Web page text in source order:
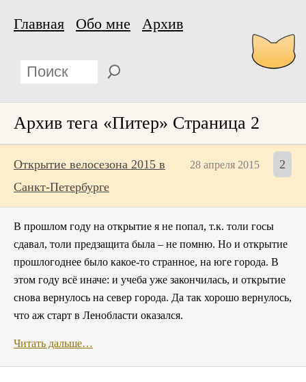
Главная Обо мне Архив
Архив тега «Питер» Страница 2
28 апреля 2015 2
Открытие велосезона 2015 в
Санкт-Петербурге
В прошлом году на открытие я не попал, т.к. толи госы
сдавал, толи предзащита была – не помню. Но и открытие
прошлогоднее было какое-то странное, на юге города. В
этом году всё иначе: и учеба уже закончилась, и открытие
снова вернулось на север города. Да так хорошо вернулось,
что аж старт в Ленобласти оказался.
Читать дальше…